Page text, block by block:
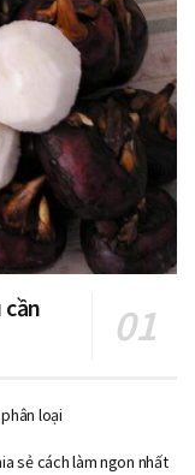
loại
sẻ cách làm ngon nhất